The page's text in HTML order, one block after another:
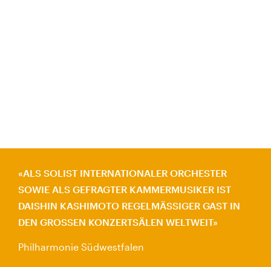
ALS SOLIST INTERNATIONALER ORCHESTER
SOWIE ALS GEFRAGTER KAMMERMUSIKER IST
DAISHIN KASHIMOTO REGELMÄSSIGER GAST IN D
EN GROSSEN KONZERTSÄLEN WELTWEIT
Philharmonie Südwestfalen